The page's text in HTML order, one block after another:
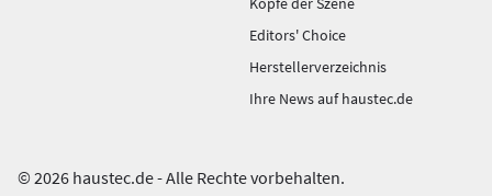
Editors' Choice
Herstellerverzeichnis
Ihre News auf haustec.de
© 2026 haustec.de - Alle Rechte vorbehalten.